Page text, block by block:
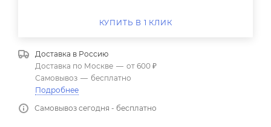
КУПИТЬ В 1 КЛИК
Доставка в Россию
Доставка по Москве — от 600 ₽
Самовывоз — бесплатно
Подробнее
Самовывоз сегодня - бесплатно